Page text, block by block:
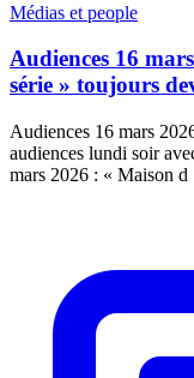
Médias et people
Audiences 16
série » toujours
Audiences 16 mars
audiences lundi soir
mars 2026 : « Maison d